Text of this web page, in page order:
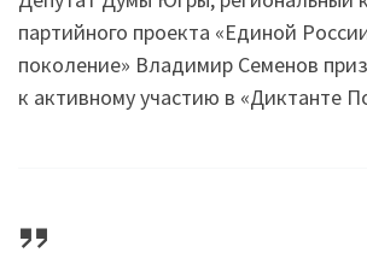
партийного проекта «Единой
поколение» Владимир Семенов
к активному участию в «Диктанте